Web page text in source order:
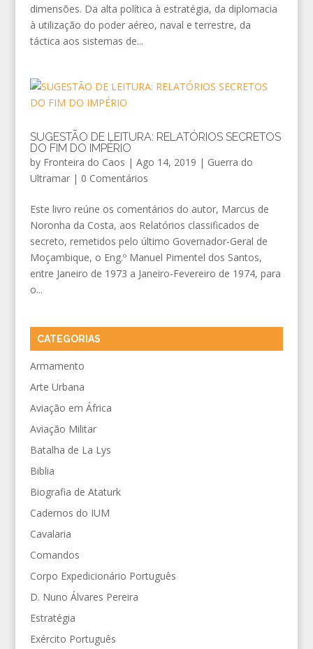
dimensões. Da alta política à estratégia, da diplomacia
à utilização do poder aéreo, naval e terrestre, da
táctica aos sistemas de...
SUGESTÃO DE LEITURA: RELATÓRIOS SECRETOS
DO FIM DO IMPÉRIO
by Fronteira do Caos | Ago 14, 2019 | Guerra do
Ultramar| 0 Comentários
Este livro reúne os comentários do autor, Marcus de
Noronha da Costa, aos Relatórios classificados de
secreto, remetidos pelo último Governador-Geral de
Moçambique, o Eng.º Manuel Pimentel dos Santos,
entre Janeiro de 1973 a Janeiro-Fevereiro de 1974, para
o...
CATEGORIAS
Armamento
Arte Urbana
Aviação em África
Aviação Militar
Batalha de La Lys
Biblia
Biografia de Ataturk
Cadernos do IUM
Cavalaria
Comandos
Corpo Expedicionário Português
D. Nuno Álvares Pereira
Estratégia
Exército Português